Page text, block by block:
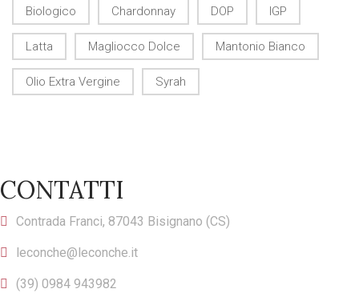
Biologico Chardonnay DOP IGP
Latta Magliocco Dolce Mantonio Bianco
Olio Extra Vergine Syrah
CONTATTI
Contrada Franci, 87043 Bisignano (CS)
leconche@leconche.it
(39) 0984 943982